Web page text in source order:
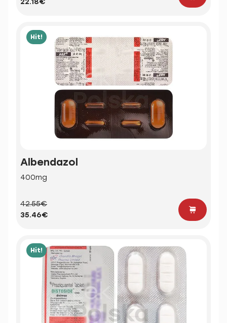
Hit!
Albendazol
400mg
42.55€
35.46€
Hit!